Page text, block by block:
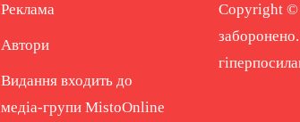
Реклама
Автори
Видання входить до
медіа-групи MistoOnline
Copyright ©